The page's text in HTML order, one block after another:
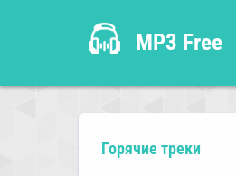
MP3 Free
Горячие треки